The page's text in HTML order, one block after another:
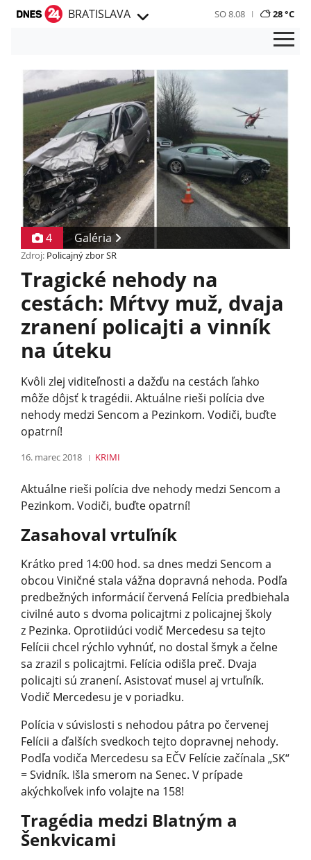
BRATISLAVA SO 8.08 28 °C
4 Galéria
Zdroj: Policajný zbor SR
Tragické nehody na
cestách: Mŕtvy muž, dvaja
zranení policajti a vinník
na úteku
Kvôli zlej viditeľnosti a dažďu na cestách ľahko
môže dôjsť k tragédii. Aktuálne rieši polícia dve
nehody medzi Sencom a Pezinkom. Vodiči, buďte
opatrní!
16. marec 2018 KRIMI
Aktuálne rieši polícia dve nehody medzi Sencom a
Pezinkom. Vodiči, buďte opatrní!
Zasahoval vrtuľník
Krátko pred 14:00 hod. sa dnes medzi Sencom a
obcou Viničné stala vážna dopravná nehoda. Podľa
predbežných informácií červená Felícia predbiehala
civilné auto s dvoma policajtmi z policajnej školy
z Pezinka. Oprotiidúci vodič Mercedesu sa tejto
Felícii chcel rýchlo vyhnúť, no dostal šmyk a čelne
sa zrazil s policajtmi. Felícia odišla preč. Dvaja
policajti sú zranení. Asistovať musel aj vrtuľník.
Vodič Mercedesu je v poriadku.
Polícia v súvislosti s nehodou pátra po červenej
Felícii a ďalších svedkoch tejto dopravnej nehody.
Podľa vodiča Mercedesu sa EČV Felície začínala „SK“
= Svidník. Išla smerom na Senec. V prípade
akýchkoľvek info volajte na 158!
Tragédia medzi Blatným a
Šenkvicami